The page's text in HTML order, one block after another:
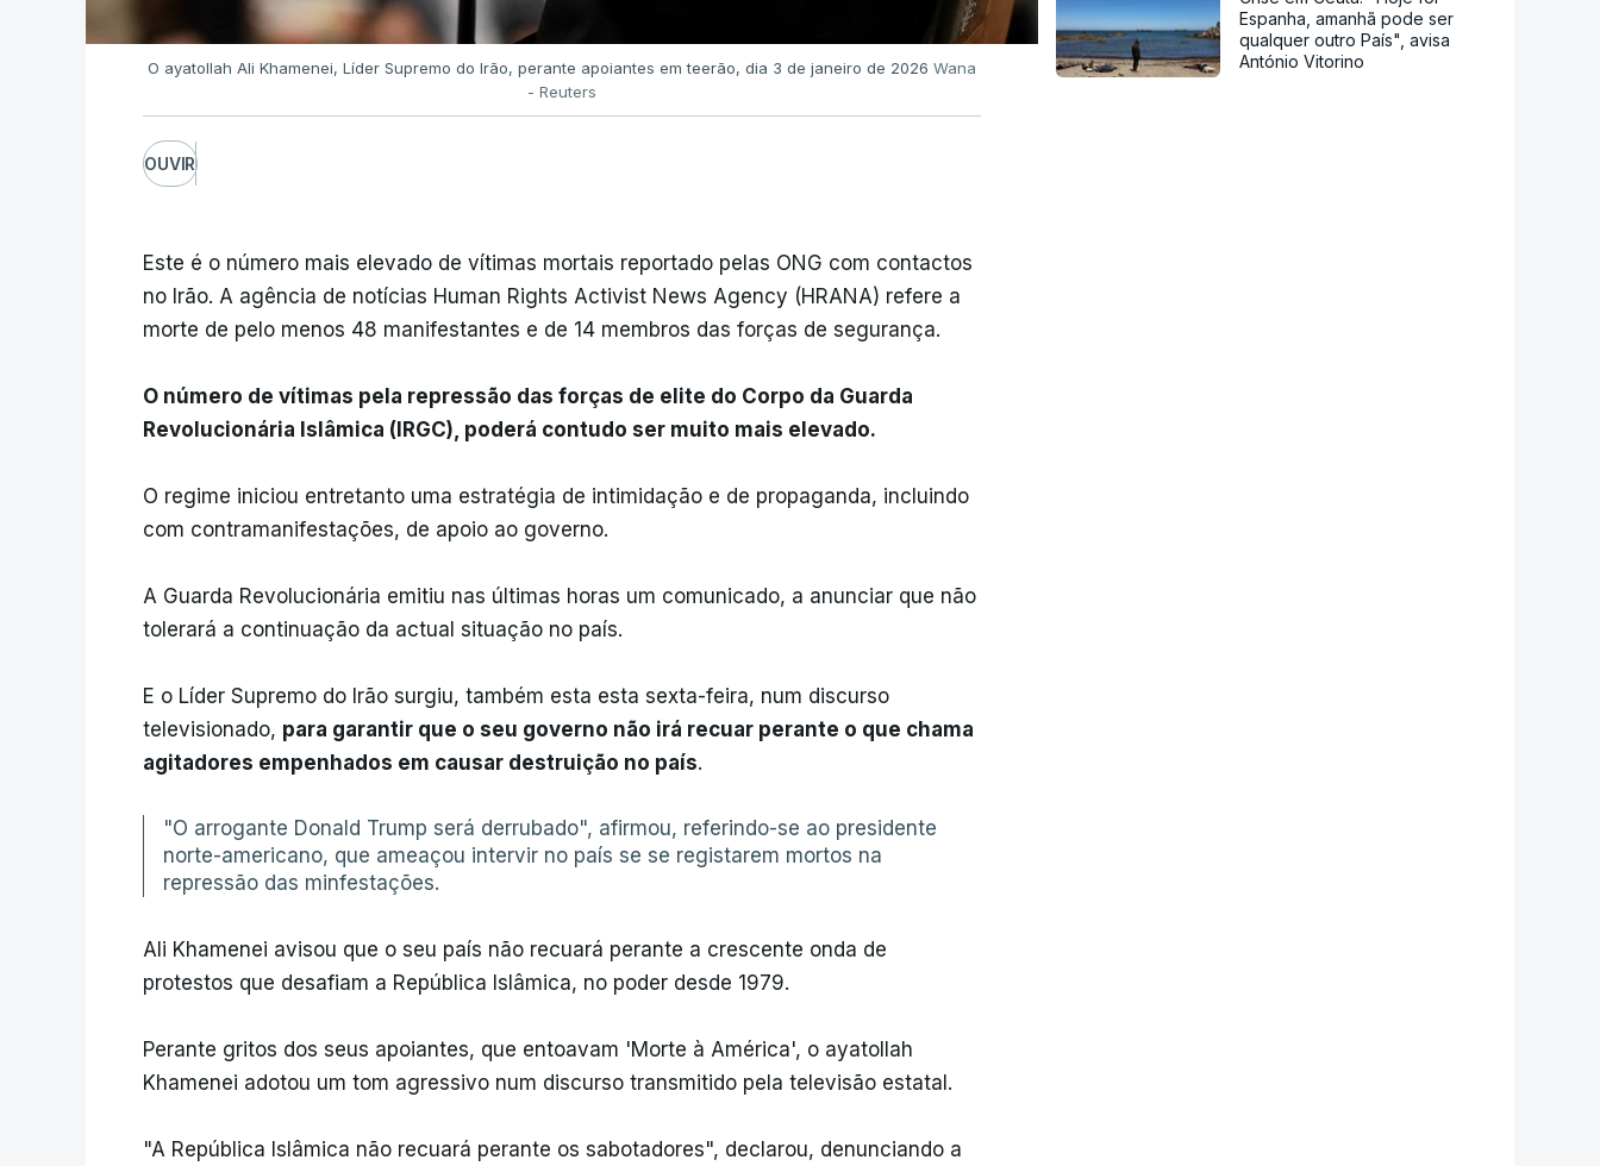
O ayatollah Ali Khamenei, Líder Supremo do Irão, perante apoiantes em teerão, dia 3 de janeiro de 2026 Wana
- Reuters
OUVIR
Este é o número mais elevado de vítimas mortais reportado pelas ONG com contactos
no Irão. A agência de notícias Human Rights Activist News Agency (HRANA) refere a
morte de pelo menos 48 manifestantes e de 14 membros das forças de segurança.
O número de vítimas pela repressão das forças de elite do Corpo da Guarda
Revolucionária Islâmica (IRGC), poderá contudo ser muito mais elevado.
O regime iniciou entretanto uma estratégia de intimidação e de propaganda, incluindo
com contramanifestações, de apoio ao governo.
A Guarda Revolucionária emitiu nas últimas horas um comunicado, a anunciar que não
tolerará a continuação da actual situação no país.
E o Líder Supremo do Irão surgiu, também esta esta sexta-feira, num discurso
televisionado, para garantir que o seu governo não irá recuar perante o que chama
agitadores empenhados em causar destruição no país.
"O arrogante Donald Trump será derrubado", afirmou, referindo-se ao presidente
norte-americano, que ameaçou intervir no país se se registarem mortos na
repressão das minfestações.
Ali Khamenei avisou que o seu país não recuará perante a crescente onda de
protestos que desafiam a República Islâmica, no poder desde 1979.
Perante gritos dos seus apoiantes, que entoavam 'Morte à América', o ayatollah
Khamenei adotou um tom agressivo num discurso transmitido pela televisão estatal.
"A República Islâmica não recuará perante os sabotadores", declarou, denunciando a
Espanha, amanhã pode ser
qualquer outro País", avisa
António Vitorino